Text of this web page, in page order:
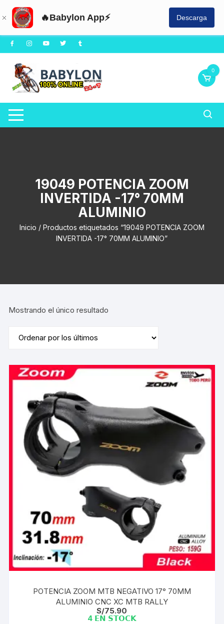
🔥Babylon App⚡ Descarga
Saltar
al
contenido
0
19049 POTENCIA ZOOM
INVERTIDA -17° 70MM
ALUMINIO
Inicio / Productos etiquetados “19049 POTENCIA ZOOM
INVERTIDA -17° 70MM ALUMINIO”
Mostrando el único resultado
POTENCIA ZOOM MTB NEGATIVO 17° 70MM
ALUMINIO CNC XC MTB RALLY
S/75.90
4 𝗘𝗡 𝗦𝗧𝗢𝗖𝗞